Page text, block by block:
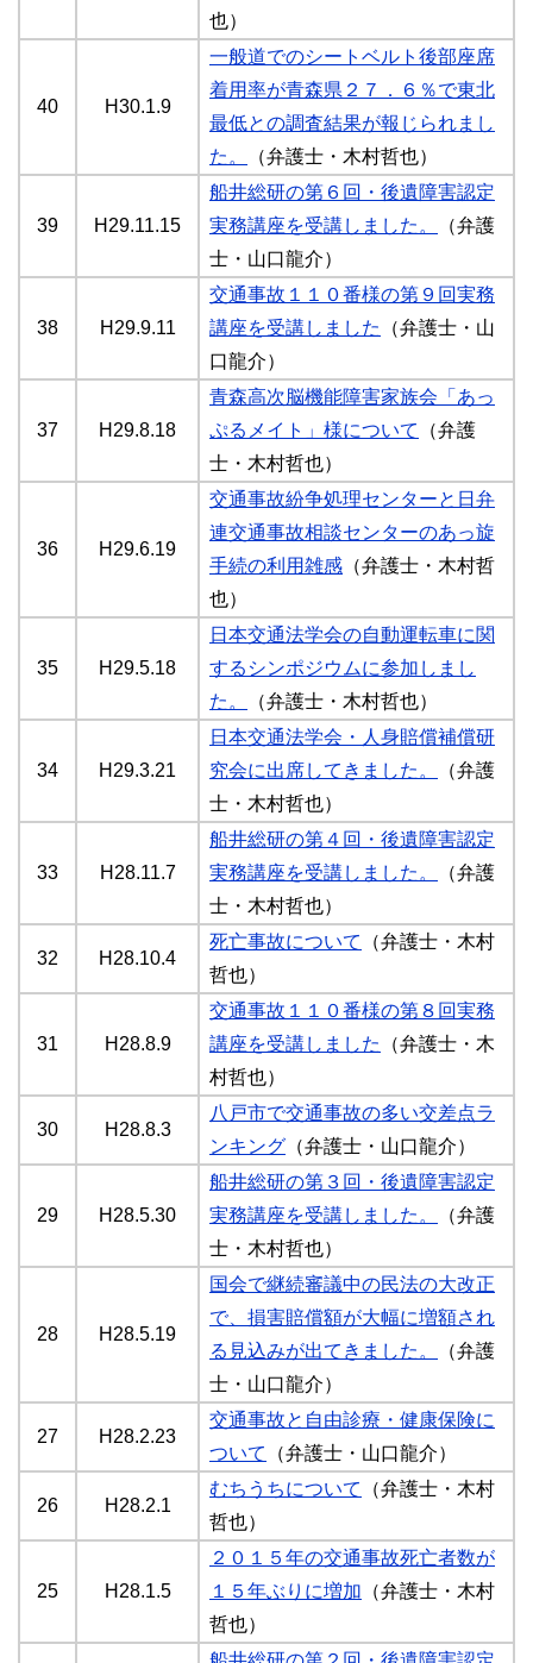
也）
40 H30.1.9
一般道でのシートベルト後部座席
着用率が青森県２７．６％で東北
最低との調査結果が報じられまし
た。
（弁護士・木村哲也）
39 H29.11.15
船井総研の第６回・後遺障害認定
実務講座を受講しました。
（弁護
士・山口龍介）
38 H29.9.11
交通事故１１０番様の第９回実務
講座を受講しました
（弁護士・山
口龍介）
37 H29.8.18
青森高次脳機能障害家族会「あっ
ぷるメイト」様について
（弁護
士・木村哲也）
36 H29.6.19
交通事故紛争処理センターと日弁
連交通事故相談センターのあっ旋
手続の利用雑感 （弁護士・木村哲
也）
35 H29.5.18
日本交通法学会の自動運転車に関
するシンポジウムに参加しまし
た。
（弁護士・木村哲也）
34 H29.3.21
日本交通法学会・人身賠償補償研
究会に出席してきました。
（弁護
士・木村哲也）
33 H28.11.7
船井総研の第４回・後遺障害認定
実務講座を受講しました。
（弁護
士・木村哲也）
32 H28.10.4
死亡事故について
（弁護士・木村
哲也）
31 H28.8.9
交通事故１１０番様の第８回実務
講座を受講しました
（弁護士・木
村哲也）
30 H28.8.3
八戸市で交通事故の多い交差点ラ
ンキング （弁護士・山口龍介）
29 H28.5.30
船井総研の第３回・後遺障害認定
実務講座を受講しました。
（弁護
士・木村哲也）
28 H28.5.19
国会で継続審議中の民法の大改正
で、損害賠償額が大幅に増額され
る見込みが出てきました。
（弁護
士・山口龍介）
27 H28.2.23
交通事故と自由診療・健康保険に
ついて
（弁護士・山口龍介）
26 H28.2.1
むちうちについて
（弁護士・木村
哲也）
25 H28.1.5
２０１５年の交通事故死亡者数が
１５年ぶりに増加 （弁護士・木村
哲也）